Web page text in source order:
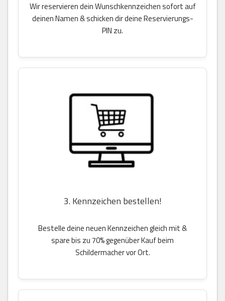
Wir reservieren dein Wunschkennzeichen sofort auf
deinen Namen & schicken dir deine Reservierungs-
PIN zu.
3. Kennzeichen bestellen!
Bestelle deine neuen Kennzeichen gleich mit &
spare bis zu 70% gegenüber Kauf beim
Schildermacher vor Ort.